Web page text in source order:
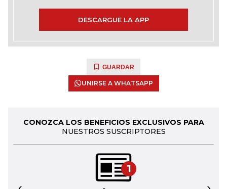
DESCARGUE LA APP
GUARDAR
UNIRSE A WHATSAPP
CONOZCA LOS BENEFICIOS EXCLUSIVOS PARA
NUESTROS SUSCRIPTORES
1